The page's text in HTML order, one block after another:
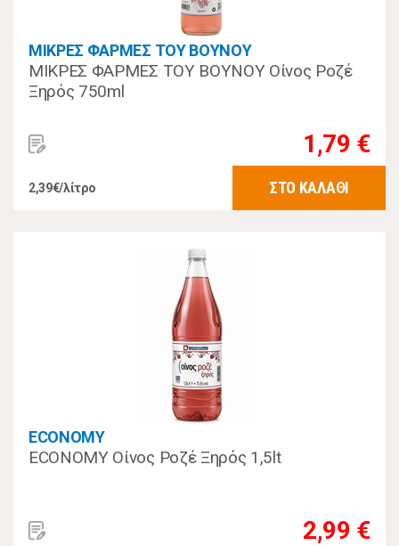
ΜΙΚΡΕΣ ΦΑΡΜΕΣ ΤΟΥ ΒΟΥΝΟΥ
ΜΙΚΡΕΣ ΦΑΡΜΕΣ ΤΟΥ ΒΟΥΝΟΥ Οίνος Ροζέ
Ξηρός 750ml
1,79 €
2,39€/λίτρο ΣΤΟ ΚΑΛΑΘΙ
ECONOMY
ECONOMY Οίνος Ροζέ Ξηρός 1,5lt
2,99 €